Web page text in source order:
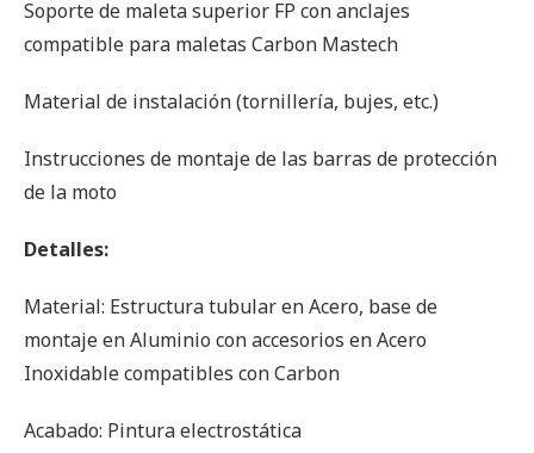
Soporte de maleta superior FP con anclajes
compatible para maletas Carbon Mastech
Material de instalación (tornillería, bujes, etc.)
Instrucciones de montaje de las barras de protección
de la moto
Detalles:
Material: Estructura tubular en Acero, base de
montaje en Aluminio con accesorios en Acero
Inoxidable compatibles con Carbon
Acabado: Pintura electrostática